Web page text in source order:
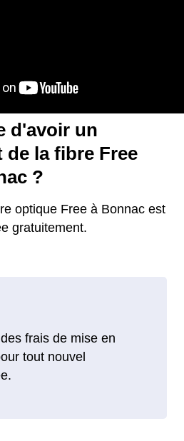
d'avoir un
de la fibre Free
?
optique Free à Bonnac est
gratuitement.
frais de mise en
tout nouvel